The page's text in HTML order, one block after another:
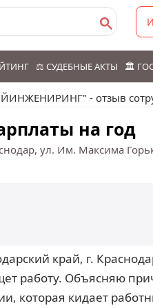
⚖️ СУДЕБНЫЕ АКТЫ 🏛️
- отзыв
на год
ул. Им. Максима
край, г.
работу. Объясняю
которая кидает